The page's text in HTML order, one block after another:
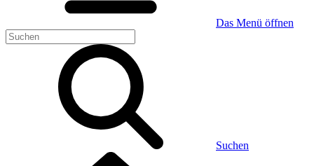
Das Menü öffnen
Suchen